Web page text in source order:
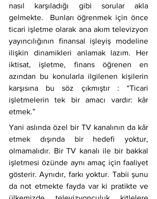
nasıl karşıladığı gibi sorular akla
gelmekte.  Bunları öğrenmek için önce
ticari işletme olarak ana akım televizyon
yayıncılığının finansal işleyiş modeline
ilişkin dinamikleri anlamak lazım. Her
iktisat, işletme, finans öğrenen en
azından bu konularla ilgilenen kişilerin
karşısına bu söz çıkmıştır : “Ticari
işletmelerin tek bir amacı vardır: kâr
etmek.”
Yani aslında özel bir TV kanalının da kâr
etmek dışında bir hedefi yoktur,
olmamalıdır. Bir TV kanalı ile bir bakkal
işletmesi özünde aynı amaç için faaliyet
gösterir. Aynıdır, farkı yoktur. Tabii şunu
da not etmekte fayda var ki pratikte ve